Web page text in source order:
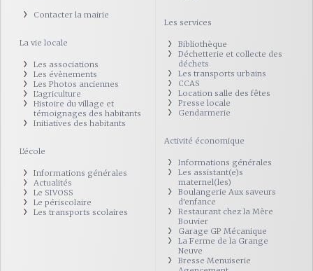
Contacter la mairie
La vie locale
Les associations
Les évènements
Les Photos anciennes
L'agriculture
Histoire du village et
témoignages des habitants
Initiatives des habitants
L'école
Informations générales
Actualités
Le SIVOSS
Le périscolaire
Les transports scolaires
Les services
Bibliothèque
Déchetterie et collecte des
déchets
Les transports urbains
CCAS
Location salle des fêtes
Presse locale
Gendarmerie
Activité économique
Informations générales
Les assistant(e)s
maternel(les)
Boulangerie Aux saveurs
d'enfance
Restaurant chez la Mère
Bouvier
Garage GP Mécanique
La Ferme de la Grange
Neuve
Bresse Menuiserie